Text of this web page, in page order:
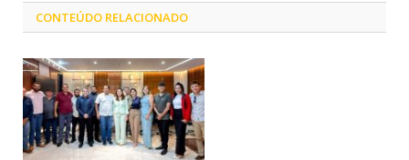
CONTEÚDO RELACIONADO